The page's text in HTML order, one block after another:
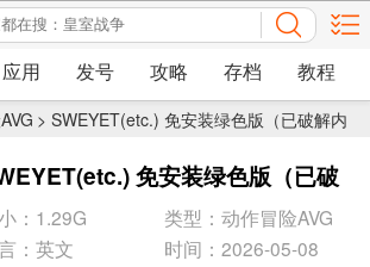
应用 发号 攻略 存档 教程
> SWEYET(etc.) 免安装绿色版（已破解内
免安装绿色版（已破
附说明）
- 它利用了可选的眼球追踪技
：1.29G
类型：动作冒险AVG
：英文
时间：2026-05-08